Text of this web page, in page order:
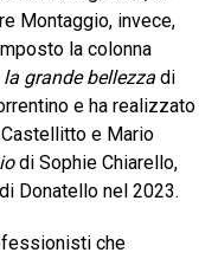
Montaggio, invece,
la colonna
la grande bellezzadi
e ha realizzato
e Mario
di Sophie Chiarello,
Donatello nel 2023.
che